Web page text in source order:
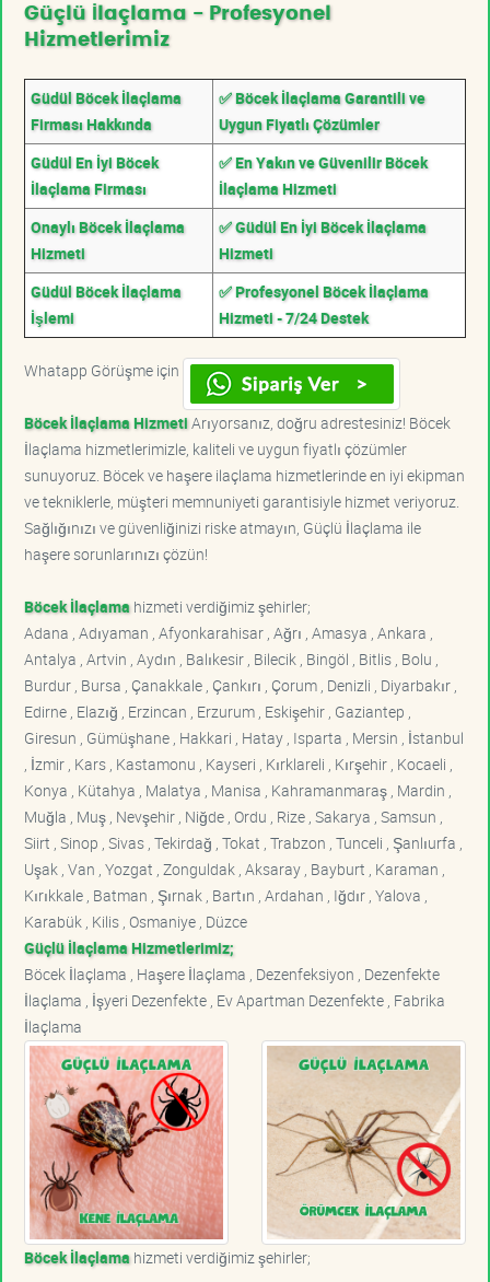
Güçlü İlaçlama - Profesyonel
Hizmetlerimiz
Güdül Böcek İlaçlama
Firması Hakkında
✅ Böcek İlaçlama Garantili ve
Uygun Fiyatlı Çözümler
Güdül En İyi Böcek
İlaçlama Firması
✅ En Yakın ve Güvenilir Böcek
İlaçlama Hizmeti
Onaylı Böcek İlaçlama
Hizmeti
✅ Güdül En İyi Böcek İlaçlama
Hizmeti
Güdül Böcek İlaçlama
İşlemi
✅ Profesyonel Böcek İlaçlama
Hizmeti - 7/24 Destek
Whatapp Görüşme için
Böcek İlaçlama HizmetiArıyorsanız, doğru adrestesiniz! Böcek
İlaçlama hizmetlerimizle, kaliteli ve uygun fiyatlı çözümler
sunuyoruz. Böcek ve haşere ilaçlama hizmetlerinde en iyi ekipman
ve tekniklerle, müşteri memnuniyeti garantisiyle hizmet veriyoruz.
Sağlığınızı ve güvenliğinizi riske atmayın, Güçlü İlaçlama ile
haşere sorunlarınızı çözün!
Böcek İlaçlama hizmeti verdiğimiz şehirler;
Adana , Adıyaman , Afyonkarahisar , Ağrı , Amasya , Ankara ,
Antalya , Artvin , Aydın , Balıkesir , Bilecik , Bingöl , Bitlis , Bolu ,
Burdur , Bursa , Çanakkale , Çankırı , Çorum , Denizli , Diyarbakır ,
Edirne , Elazığ , Erzincan , Erzurum , Eskişehir , Gaziantep ,
Giresun , Gümüşhane , Hakkari , Hatay , Isparta , Mersin , İstanbul
, İzmir , Kars , Kastamonu , Kayseri , Kırklareli , Kırşehir , Kocaeli ,
Konya , Kütahya , Malatya , Manisa , Kahramanmaraş , Mardin ,
Muğla , Muş , Nevşehir , Niğde , Ordu , Rize , Sakarya , Samsun ,
Siirt , Sinop , Sivas , Tekirdağ , Tokat , Trabzon , Tunceli , Şanlıurfa ,
Uşak , Van , Yozgat , Zonguldak , Aksaray , Bayburt , Karaman ,
Kırıkkale , Batman , Şırnak , Bartın , Ardahan , Iğdır , Yalova ,
Karabük , Kilis , Osmaniye , Düzce
Güçlü İlaçlama Hizmetlerimiz;
Böcek İlaçlama , Haşere İlaçlama , Dezenfeksiyon , Dezenfekte
İlaçlama , İşyeri Dezenfekte , Ev Apartman Dezenfekte , Fabrika
İlaçlama
Böcek İlaçlama hizmeti verdiğimiz şehirler;